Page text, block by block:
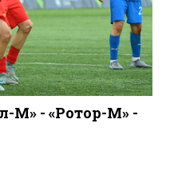
М» - «Ротор-М» -